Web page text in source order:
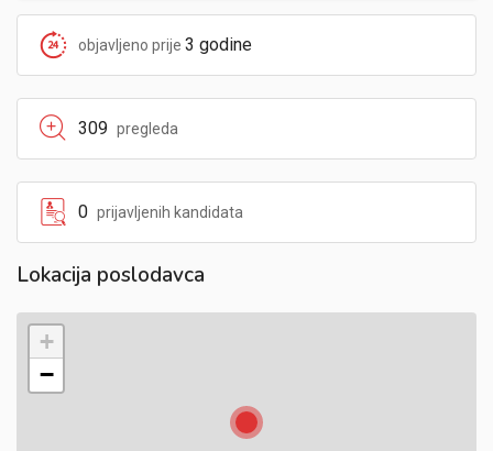
objavljeno prije 3 godine
309 pregleda
0 prijavljenih kandidata
Lokacija poslodavca
+
−